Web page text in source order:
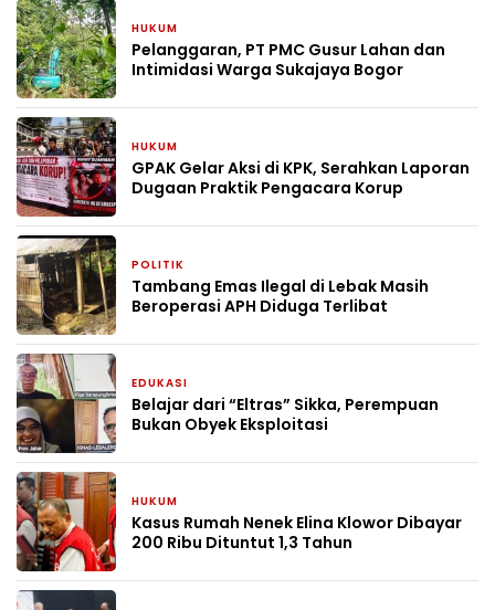
HUKUM
Pelanggaran, PT PMC Gusur Lahan dan
Intimidasi Warga Sukajaya Bogor
HUKUM
GPAK Gelar Aksi di KPK, Serahkan Laporan
Dugaan Praktik Pengacara Korup
POLITIK
Tambang Emas Ilegal di Lebak Masih
Beroperasi APH Diduga Terlibat
EDUKASI
Belajar dari “Eltras” Sikka, Perempuan
Bukan Obyek Eksploitasi
HUKUM
Kasus Rumah Nenek Elina Klowor Dibayar
200 Ribu Dituntut 1,3 Tahun